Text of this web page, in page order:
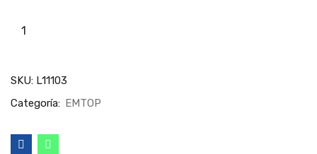
SKU: L11103
Categoría: EMTOP